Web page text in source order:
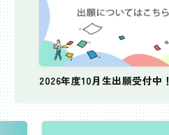
2026年度10月生出願受付中！